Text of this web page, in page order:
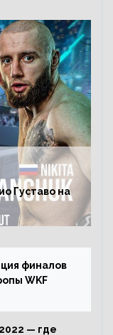
Густаво на
финалов
WKF
— где